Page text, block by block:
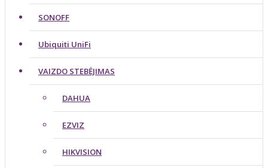
SONOFF
Ubiquiti UniFi
VAIZDO STEBĖJIMAS
DAHUA
EZVIZ
HIKVISION